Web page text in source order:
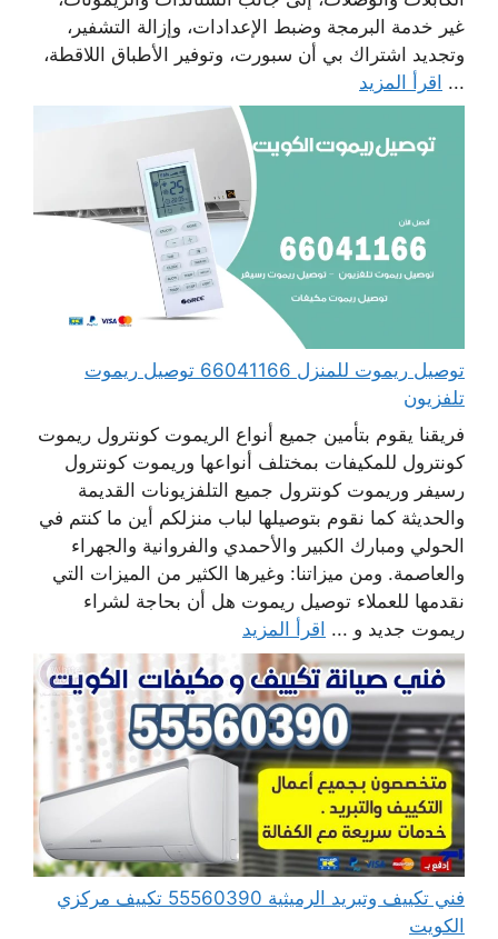
غير خدمة البرمجة وضبط الإعدادات، وإزالة التشفير،
وتجديد اشتراك بي أن سبورت، وتوفير الأطباق اللاقطة،
... اقرأ المزيد
توصيل ريموت للمنزل 66041166 توصيل ريموت
تلفزيون
فريقنا يقوم بتأمين جميع أنواع الريموت كونترول ريموت
كونترول للمكيفات بمختلف أنواعها وريموت كونترول
رسيفر وريموت كونترول جميع التلفزيونات القديمة
والحديثة كما نقوم بتوصيلها لباب منزلكم أين ما كنتم في
الحولي ومبارك الكبير والأحمدي والفروانية والجهراء
والعاصمة. ومن ميزاتنا: وغيرها الكثير من الميزات التي
نقدمها للعملاء توصيل ريموت هل أن بحاجة لشراء
ريموت جديد و ... اقرأ المزيد
فني تكييف وتبريد الرميثية 55560390 تكييف مركزي
الكويت